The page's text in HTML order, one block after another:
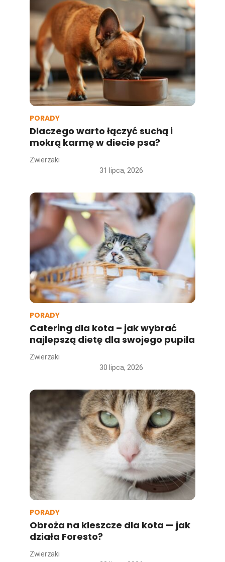
PORADY
Dlaczego warto łączyć suchą i
mokrą karmę w diecie psa?
Zwierzaki
31 lipca, 2026
PORADY
Catering dla kota – jak wybrać
najlepszą dietę dla swojego pupila
Zwierzaki
30 lipca, 2026
PORADY
Obroża na kleszcze dla kota — jak
działa Foresto?
Zwierzaki